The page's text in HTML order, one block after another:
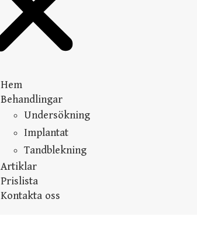
Hem
Behandlingar
Undersökning
Implantat
Tandblekning
Artiklar
Prislista
Kontakta oss